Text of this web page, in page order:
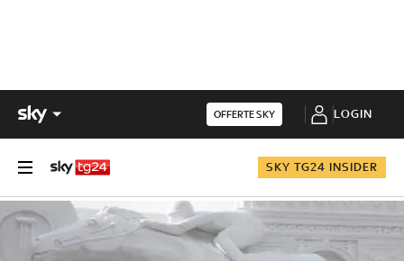
OFFERTE SKY LOGIN
SKY TG24 INSIDER